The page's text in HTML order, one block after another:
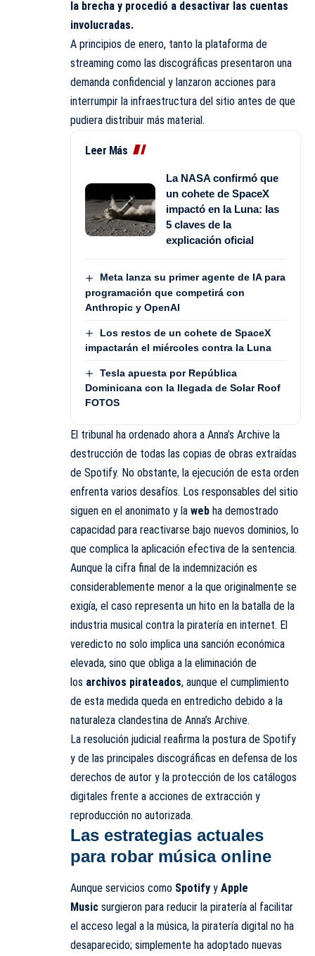
la brecha y procedió a desactivar las cuentas
involucradas.
A principios de enero, tanto la plataforma de
streaming como las discográficas presentaron una
demanda confidencial y lanzaron acciones para
interrumpir la infraestructura del sitio antes de que
pudiera distribuir más material.
Leer Más
La NASA confirmó que
un cohete de SpaceX
impactó en la Luna: las
5 claves de la
explicación oficial
Meta lanza su primer agente de IA para
programación que competirá con
Anthropic y OpenAI
Los restos de un cohete de SpaceX
impactarán el miércoles contra la Luna
Tesla apuesta por República
Dominicana con la llegada de Solar Roof
FOTOS
El tribunal ha ordenado ahora a Anna’s Archive la
destrucción de todas las copias de obras extraídas
de Spotify. No obstante, la ejecución de esta orden
enfrenta varios desafíos. Los responsables del sitio
siguen en el anonimato y la web ha demostrado
capacidad para reactivarse bajo nuevos dominios, lo
que complica la aplicación efectiva de la sentencia.
Aunque la cifra final de la indemnización es
considerablemente menor a la que originalmente se
exigía, el caso representa un hito en la batalla de la
industria musical contra la piratería en internet. El
veredicto no solo implica una sanción económica
elevada, sino que obliga a la eliminación de
los archivos pirateados, aunque el cumplimiento
de esta medida queda en entredicho debido a la
naturaleza clandestina de Anna’s Archive.
La resolución judicial reafirma la postura de Spotify
y de las principales discográficas en defensa de los
derechos de autor y la protección de los catálogos
digitales frente a acciones de extracción y
reproducción no autorizada.
Las estrategias actuales
para robar música online
Aunque servicios como Spotify y Apple
Music surgieron para reducir la piratería al facilitar
el acceso legal a la música, la piratería digital no ha
desaparecido; simplemente ha adoptado nuevas